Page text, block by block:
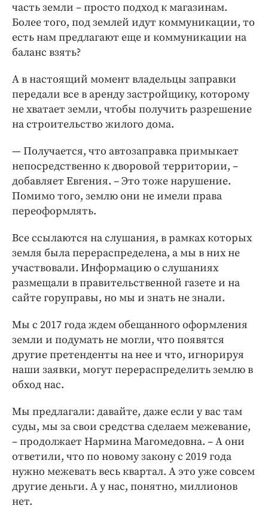
часть земли – просто подход к магазинам.
Более того, под землей идут коммуникации, то
есть нам предлагают еще и коммуникации на
баланс взять?
А в настоящий момент владельцы заправки
передали все в аренду застройщику, которому
не хватает земли, чтобы получить разрешение
на строительство жилого дома.
— Получается, что автозаправка примыкает
непосредственно к дворовой территории, –
добавляет Евгения. – Это тоже нарушение.
Помимо того, землю они не имели права
переоформлять.
Все ссылаются на слушания, в рамках которых
земля была перераспределена, а мы в них не
участвовали. Информацию о слушаниях
размещали в правительственной газете и на
сайте горуправы, но мы и знать не знали.
Мы с 2017 года ждем обещанного оформления
земли и подумать не могли, что появятся
другие претенденты на нее и что, игнорируя
наши заявки, могут перераспределить землю в
обход нас.
Мы предлагали: давайте, даже если у вас там
суды, мы за свои средства сделаем межевание,
– продолжает Нармина Магомедовна. – А они
ответили, что по новому закону с 2019 года
нужно межевать весь квартал. А это уже совсем
другие деньги. А у нас, понятно, миллионов
нет.